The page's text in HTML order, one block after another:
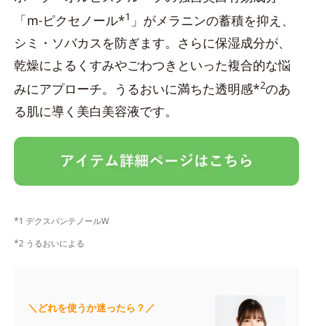
「m-ピクセノール*1 」がメラニンの蓄積を抑え、
シミ・ソバカスを防ぎます。さらに保湿成分が、
乾燥によるくすみやごわつきといった複合的な悩
みにアプローチ。うるおいに満ちた透明感*2のあ
る肌に導く美白美容液です。
*1 デクスパンテノールW
*2 うるおいによる
＼どれを使うか迷ったら？／